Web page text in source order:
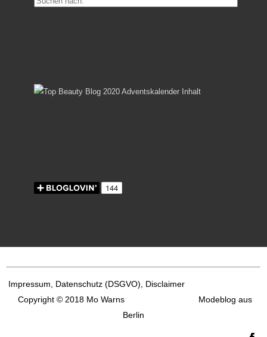
Impressum, Datenschutz (DSGVO), Disclaimer
Copyright © 2018 Mo Warns Modeblog aus
Berlin